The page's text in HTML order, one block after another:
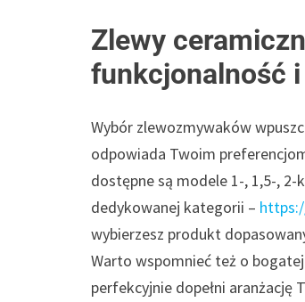
Zlewy
funkcjonalność
Wybór zlewozmywaków
odpowiada Twoim
dostępne są modele 1-, 1,5-,
dedykowanej kategorii –
wybierzesz produkt
Warto wspomnieć też o
perfekcyjnie dopełni aranżację